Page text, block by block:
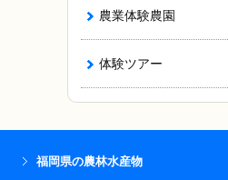
農業体験農園
体験ツアー
福岡県の農林水産物